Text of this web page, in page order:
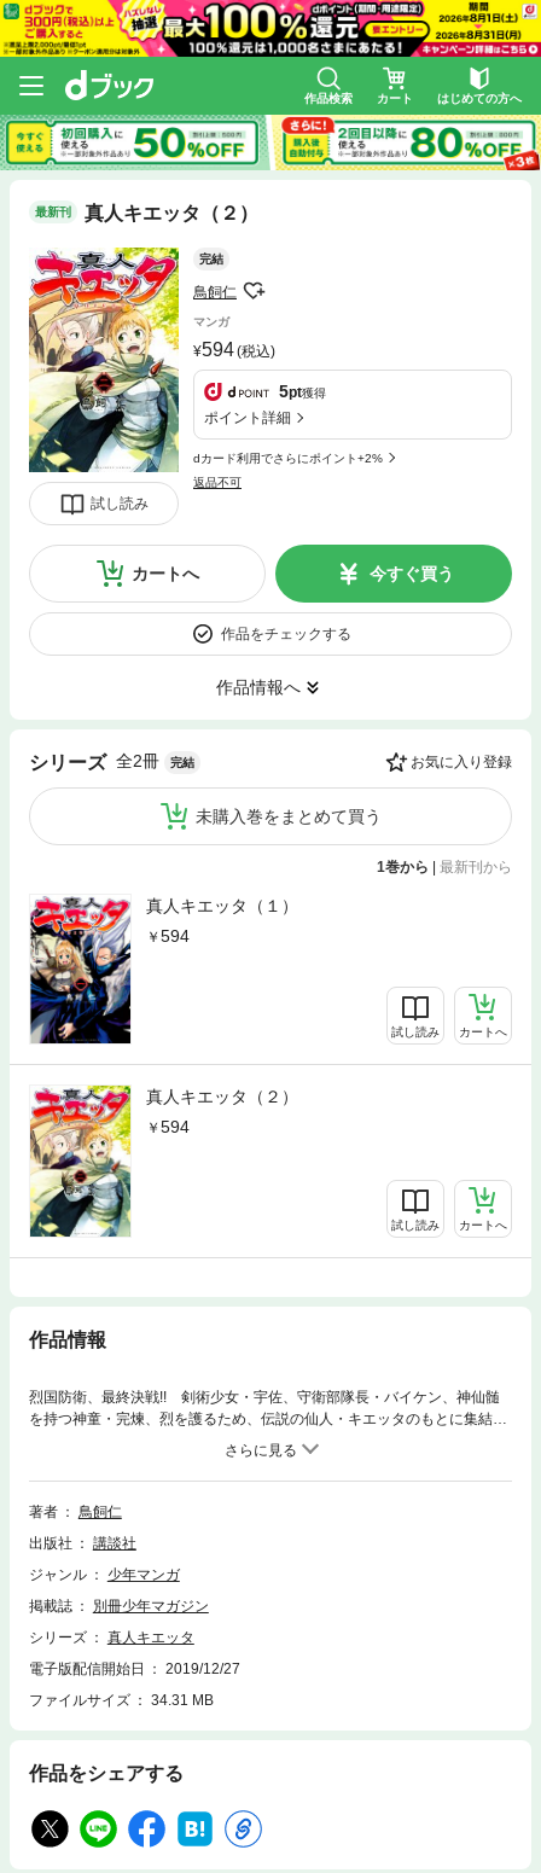
作品検索 カート はじめての方へ
最新刊 真人キエッタ（２）
試し読み
完結
鳥飼仁
マンガ
594(税込)
5pt獲得
ポイント詳細
dカード利用でさらにポイント+2%
返品不可
カートへ 今すぐ買う
作品をチェックする
作品情報へ
シリーズ 全2冊 完結 お気に入り登録
未購入巻をまとめて買う
1巻から 最新刊から
真人キエッタ（１）
594
試し読み カートへ
真人キエッタ（２）
594
試し読み カートへ
作品情報
烈国防衛、最終決戦!! 剣術少女・宇佐、守衛部隊長・バイケン、神仙髄
を持つ神童・完煉、烈を護るため、伝説の仙人・キエッタのもとに集結！
挑むは、侵略をもくろむ最強の仙人軍団“七師党”。仙術バトルファンタ
著者
鳥飼仁
出版社
講談社
ジャンル
少年マンガ
掲載誌
別冊少年マガジン
シリーズ
真人キエッタ
電子版配信開始日
2019/12/27
ファイルサイズ
34.31 MB
作品をシェアする